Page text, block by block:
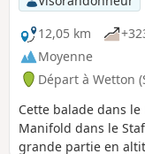
12,05 km
Moyenne
Départ à Wetton
Cette balade dans
Manifold dans le
grande partie en